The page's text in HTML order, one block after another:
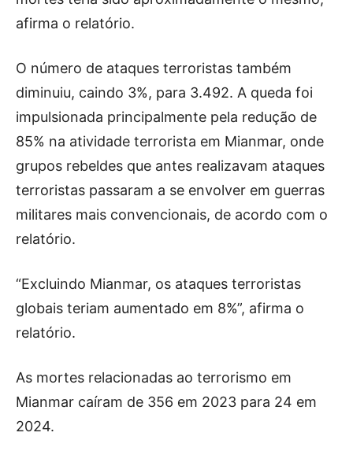
afirma o relatório.
O número de ataques terroristas também
diminuiu, caindo 3%, para 3.492. A queda foi
impulsionada principalmente pela redução de
85% na atividade terrorista em Mianmar, onde
grupos rebeldes que antes realizavam ataques
terroristas passaram a se envolver em guerras
militares mais convencionais, de acordo com o
relatório.
“Excluindo Mianmar, os ataques terroristas
globais teriam aumentado em 8%”, afirma o
relatório.
As mortes relacionadas ao terrorismo em
Mianmar caíram de 356 em 2023 para 24 em
2024.